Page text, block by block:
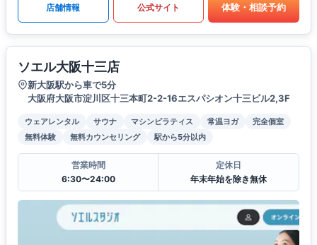
店舗情報 公式サイト 体験・相談予約
ソエル大阪十三店
新大阪駅から車で5分
大阪府大阪市淀川区十三本町2-2-16エスパシオン十三ビル2,3F
ウェアレンタル サウナ マシンピラティス 常温ヨガ
完全個室
無料体験
無料カウンセリング 駅から5分以内
営業時間
6:30〜24:00
定休日
年末年始を除き無休